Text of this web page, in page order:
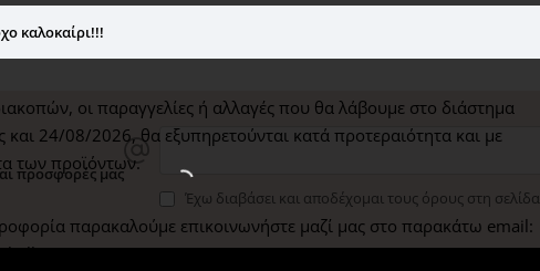
καλοκαίρι!!!
οι παραγγελίες ή αλλαγές που θα λάβουμε στο διάστημα
και 24/08/2026, θα εξυπηρετούνται κατά προτεραιότητα και με
των προϊόντων.
παρακαλούμε επικοινωνήστε μαζί μας στο παρακάτω email:
hall.gr
προσφορές μας
Έχω διαβάσει και αποδέχομαι τους όρους στη σελίδα